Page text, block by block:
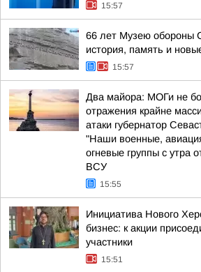
15:57
66 лет Музею обороны
история, память и
15:57
Два майора: МОГи не
отражения крайне
атаки губернатор
"Наши военные,
огневые группы с утра
ВСУ
15:55
Инициатива Нового
бизнес: к акции
участники
15:51